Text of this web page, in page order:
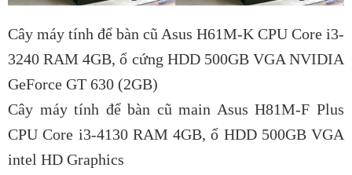
Cây máy tính để bàn cũ Asus H61M-K CPU Core i3-
3240 RAM 4GB, ổ cứng HDD 500GB VGA NVIDIA
GeForce GT 630 (2GB)
Cây máy tính để bàn cũ main Asus H81M-F Plus
CPU Core i3-4130 RAM 4GB, ổ HDD 500GB VGA
intel HD Graphics